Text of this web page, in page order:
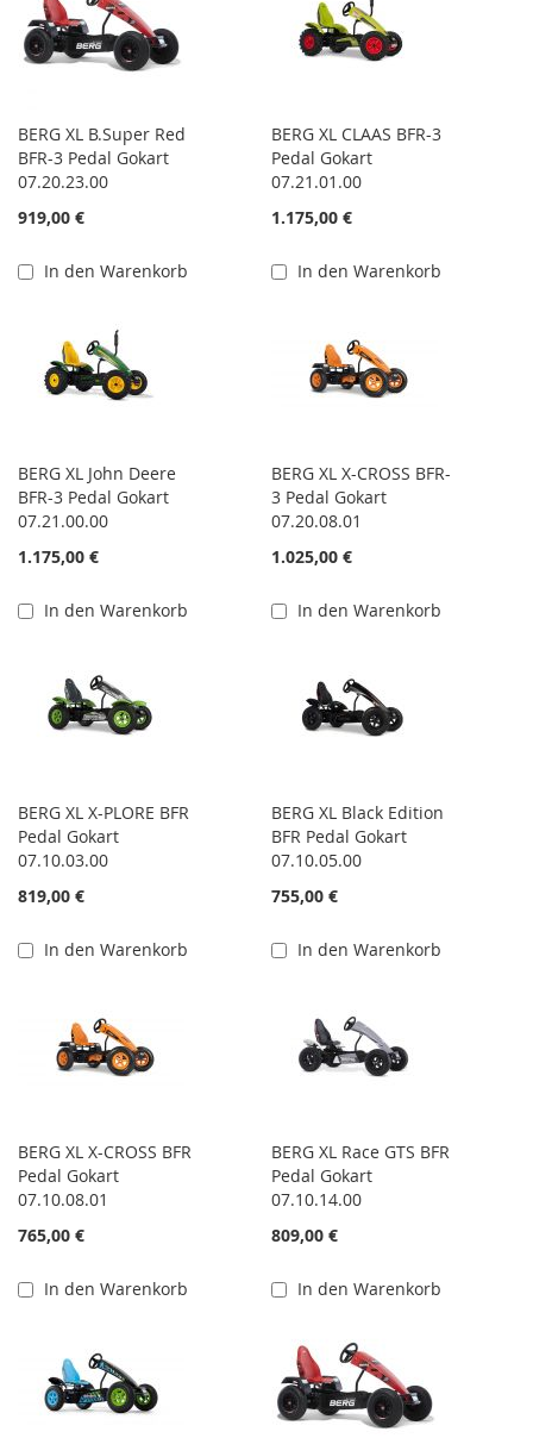
BERG XL B.Super Red
BFR-3 Pedal Gokart
07.20.23.00
919,00 €
In den Warenkorb
BERG XL CLAAS BFR-3
Pedal Gokart
07.21.01.00
1.175,00 €
In den Warenkorb
BERG XL John Deere
BFR-3 Pedal Gokart
07.21.00.00
1.175,00 €
In den Warenkorb
BERG XL X-CROSS BFR-
3 Pedal Gokart
07.20.08.01
1.025,00 €
In den Warenkorb
BERG XL X-PLORE BFR
Pedal Gokart
07.10.03.00
819,00 €
In den Warenkorb
BERG XL Black Edition
BFR Pedal Gokart
07.10.05.00
755,00 €
In den Warenkorb
BERG XL X-CROSS BFR
Pedal Gokart
07.10.08.01
765,00 €
In den Warenkorb
BERG XL Race GTS BFR
Pedal Gokart
07.10.14.00
809,00 €
In den Warenkorb